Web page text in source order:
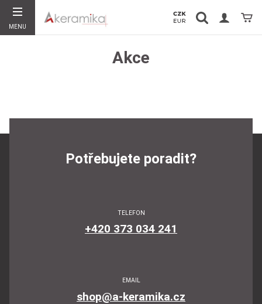
MENU
Vyhledávání Košík
Akce
Potřebujete poradit?
TELEFON
+420 373 034 241
EMAIL
shop@a-keramika.cz